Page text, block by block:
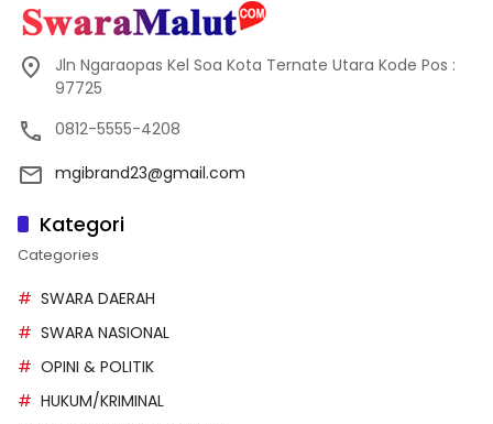
Jln Ngaraopas Kel Soa Kota Ternate Utara Kode Pos :
97725
0812-5555-4208
mgibrand23@gmail.com
Kategori
Categories
SWARA DAERAH
SWARA NASIONAL
OPINI & POLITIK
HUKUM/KRIMINAL